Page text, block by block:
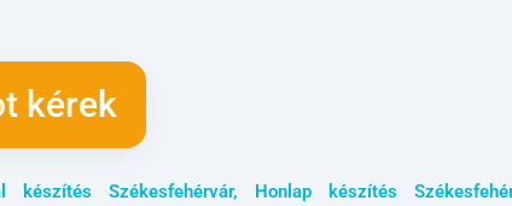
kérek
készítés Székesfehérvár, Honlap készítés